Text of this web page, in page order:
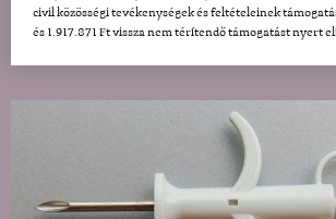
civil közösségi tevékenységek és feltételeinek
és 1.917.871 Ft vissza nem térítendő támogatást nyert el!